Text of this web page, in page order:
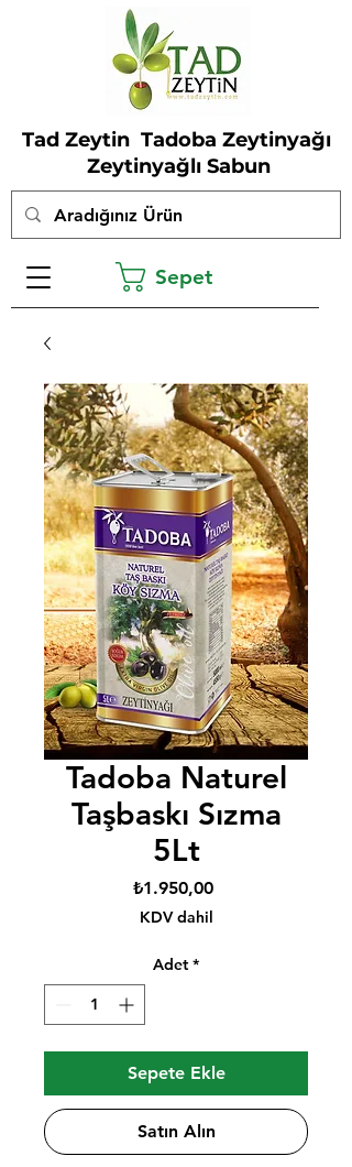
Tad Zeytin Tadoba Zeytinyağı
Zeytinyağlı Sabun
Sepet
Tadoba Naturel
Taşbaskı Sızma
5Lt
₺1.950,00Fiyat
KDV dahil
Adet *
Sepete Ekle
Satın Alın